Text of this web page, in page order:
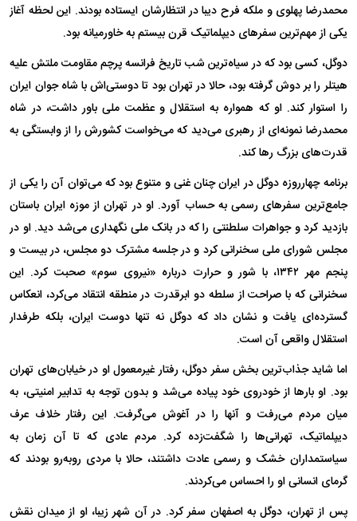
محمدرضا پهلوی و ملکه فرح دیبا در انتظارشان ایستاده بودند. این لحظه آغاز
یکی از مهم‌ترین سفر‌های دیپلماتیک قرن بیستم به خاورمیانه بود.
دوگل، کسی بود که در سیاه‌ترین شب تاریخ فرانسه پرچم مقاومت ملتش علیه
هیتلر را بر دوش گرفته بود، حالا در تهران بود تا دوستی‌اش با شاه جوان ایران
را استوار کند. او که همواره به استقلال و عظمت ملی باور داشت، در شاه
محمدرضا نمونه‌ای از رهبری می‌دید که می‌خواست کشورش را از وابستگی به
قدرت‌های بزرگ رها کند.
برنامه چهارروزه دوگل در ایران چنان غنی و متنوع بود که می‌توان آن را یکی از
جامع‌ترین سفر‌های رسمی به حساب آورد. او در تهران از موزه ایران باستان
بازدید کرد و جواهرات سلطنتی را که در بانک ملی نگهداری می‌شد دید. او در
مجلس شورای ملی سخنرانی کرد و در جلسه مشترک دو مجلس، در بیست و
پنجم مهر ۱۳۴۲، با شور و حرارت درباره «نیروی سوم» صحبت کرد. این
سخنرانی که با صراحت از سلطه دو ابرقدرت در منطقه انتقاد می‌کرد، انعکاس
گسترده‌ای یافت و نشان داد که دوگل نه تنها دوست ایران، بلکه طرفدار
استقلال واقعی آن است.
اما شاید جذاب‌ترین بخش سفر دوگل، رفتار غیرمعمول او در خیابان‌های تهران
بود. او بار‌ها از خودروی خود پیاده می‌شد و بدون توجه به تدابیر امنیتی، به
میان مردم می‌رفت و آنها را در آغوش می‌گرفت. این رفتار خلاف عرف
دیپلماتیک، تهرانی‌ها را شگفت‌زده کرد. مردم عادی که تا آن زمان به
سیاستمداران خشک و رسمی عادت داشتند، حالا با مردی روبه‌رو بودند که
گرمای انسانی او را احساس می‌کردند.
پس از تهران، دوگل به اصفهان سفر کرد. در آن شهر زیبا، او از میدان نقش